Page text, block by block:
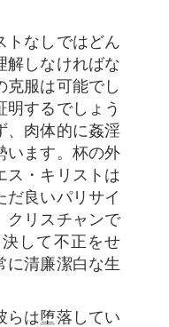
なしではどん
解しなければな
克服は可能でし
明するでしょう
、肉体的に姦淫
います。杯の外
ス・キリストは
だ良いパリサイ
リスチャンで
して不正をせ
に清廉潔白な生
は堕落してい